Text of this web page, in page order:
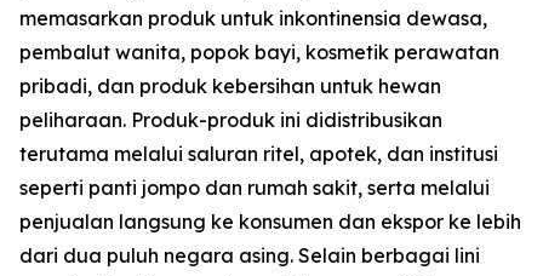
memasarkan produk untuk inkontinensia dewasa,
pembalut wanita, popok bayi, kosmetik perawatan
pribadi, dan produk kebersihan untuk hewan
peliharaan. Produk-produk ini didistribusikan
terutama melalui saluran ritel, apotek, dan institusi
seperti panti jompo dan rumah sakit, serta melalui
penjualan langsung ke konsumen dan ekspor ke lebih
dari dua puluh negara asing. Selain berbagai lini